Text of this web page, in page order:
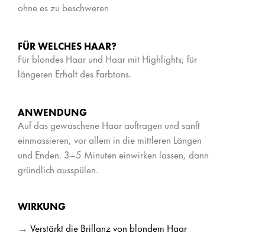
ohne es zu beschweren
FÜR WELCHES HAAR?
Für blondes Haar und Haar mit Highlights; für
längeren Erhalt des Farbtons.
ANWENDUNG
Auf das gewaschene Haar auftragen und sanft
einmassieren, vor allem in die mittleren Längen
und Enden. 3–5 Minuten einwirken lassen, dann
gründlich ausspülen.
WIRKUNG
→ Verstärkt die Brillanz von blondem Haar